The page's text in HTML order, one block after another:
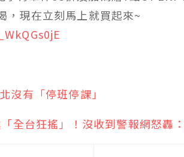
，現在立刻馬上就買起來~
沒有「停班停課」
全台狂搖」！沒收到警報網怒轟